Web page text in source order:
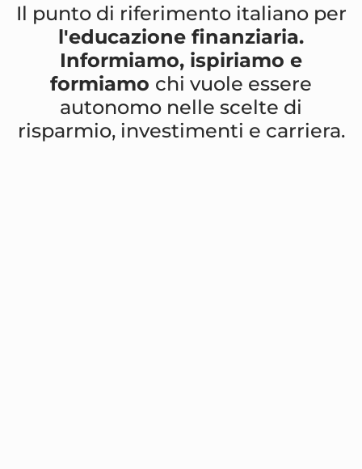
Il punto di riferimento italiano per
l'educazione finanziaria.
Informiamo, ispiriamo e
formiamo chi vuole essere
autonomo nelle scelte di
risparmio, investimenti e carriera.